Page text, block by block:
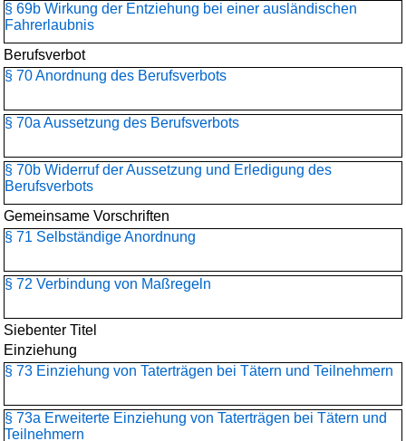
§ 69b Wirkung der Entziehung bei einer ausländischen
Fahrerlaubnis
Berufsverbot
§ 70 Anordnung des Berufsverbots
§ 70a Aussetzung des Berufsverbots
§ 70b Widerruf der Aussetzung und Erledigung des
Berufsverbots
Gemeinsame Vorschriften
§ 71 Selbständige Anordnung
§ 72 Verbindung von Maßregeln
Siebenter Titel
Einziehung
§ 73 Einziehung von Taterträgen bei Tätern und Teilnehmern
§ 73a Erweiterte Einziehung von Taterträgen bei Tätern und
Teilnehmern